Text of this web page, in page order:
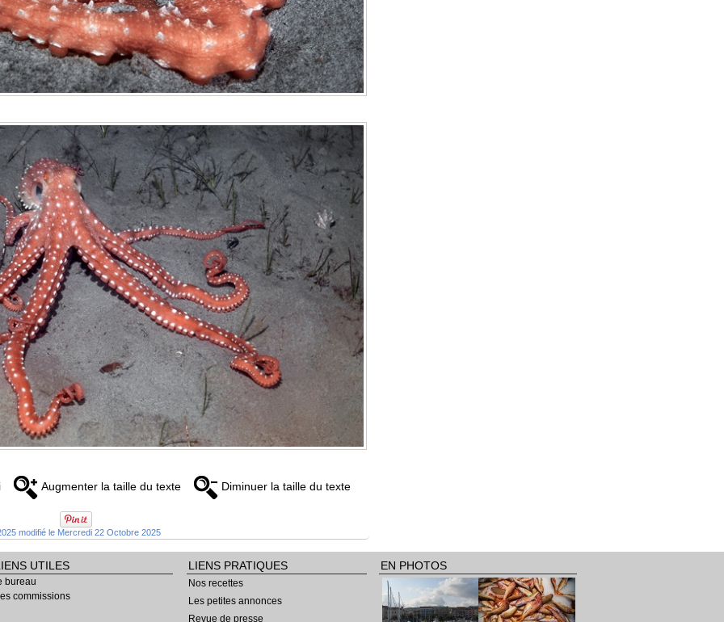
Augmenter la taille du texte Diminuer la taille du texte
modifié le Mercredi 22 Octobre 2025
UTILES
bureau
commissions
LIENS PRATIQUES
Nos recettes
Les petites annonces
Revue de presse
EN PHOTOS